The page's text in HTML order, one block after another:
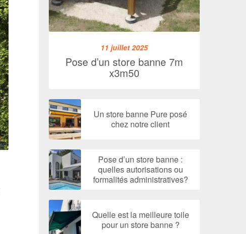
11 juillet 2025
Pose d’un store banne 7m
x3m50
Un store banne Pure posé
chez notre client
Pose d’un store banne :
quelles autorisations ou
formalités administratives?
Quelle est la meilleure toile
pour un store banne ?